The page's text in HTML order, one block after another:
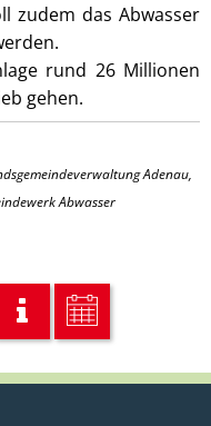
zudem das Abwasser
rund 26 Millionen
gehen.
Adenau,
Abwasser